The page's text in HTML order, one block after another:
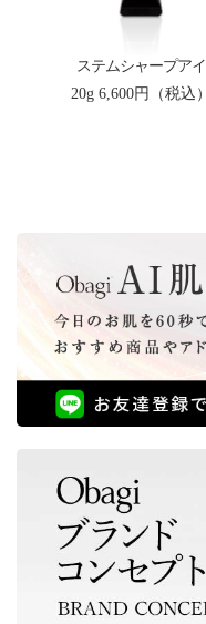
ステムシャープアイ
20g 6,600円（税込）